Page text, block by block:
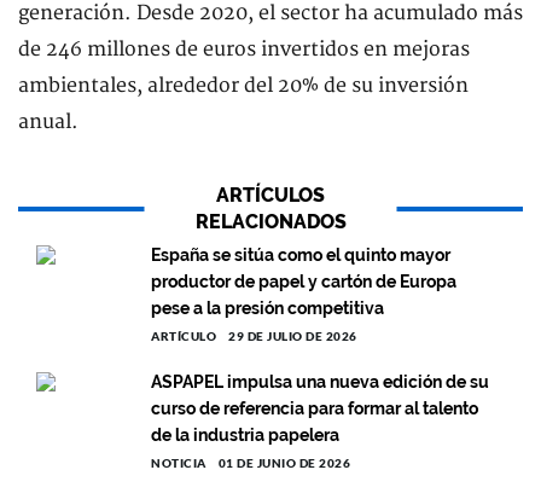
generación. Desde 2020, el sector ha acumulado más
de 246 millones de euros invertidos en mejoras
ambientales, alrededor del 20% de su inversión
anual.
ARTÍCULOS
RELACIONADOS
España se sitúa como el quinto mayor
productor de papel y cartón de Europa
pese a la presión competitiva
ARTÍCULO 29 DE JULIO DE 2026
ASPAPEL impulsa una nueva edición de su
curso de referencia para formar al talento
de la industria papelera
NOTICIA 01 DE JUNIO DE 2026